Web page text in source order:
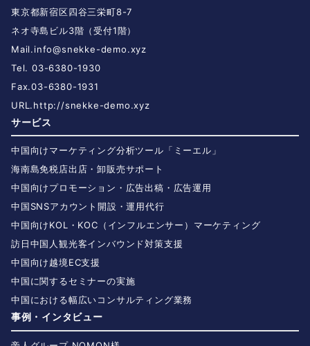
東京都新宿区四谷三栄町8-7
ネオ寺島ビル3階（受付1階）
Mail.info@snekke-demo.xyz
Tel. 03-6380-1930
Fax.03-6380-1931
URL.http://snekke-demo.xyz
サービス
中国向けマーケティング分析ツール「ミーエル」
海南島免税店出店・卸販売サポート
中国向けプロモーション・広告出稿・広告運用
中国SNSアカウント開設・運用代行
中国向けKOL・KOC（インフルエンサー）マーケティング
訪日中国人観光客インバウンド対策支援
中国向け越境EC支援
中国に関するセミナーの実施
中国における幅広いコンサルティング業務
事例・インタビュー